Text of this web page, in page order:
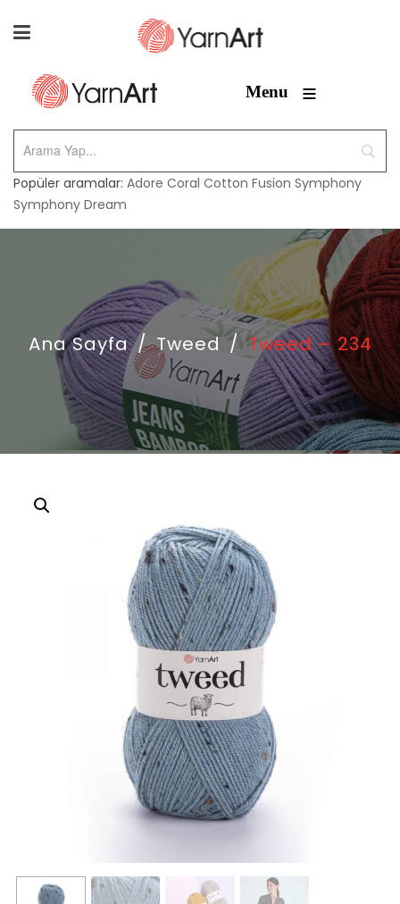
Menu ≡
Popüler aramalar: Adore Coral Cotton Fusion Symphony
Symphony Dream
Ana Sayfa / Tweed / Tweed – 234